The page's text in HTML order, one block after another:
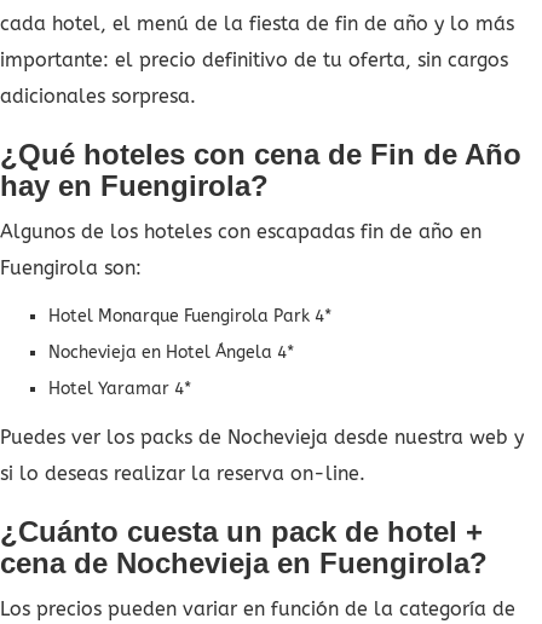
cada hotel, el menú de la fiesta de fin de año y lo más
importante: el precio definitivo de tu oferta, sin cargos
adicionales sorpresa.
¿Qué hoteles con cena de Fin de Año
hay en Fuengirola?
Algunos de los hoteles con escapadas fin de año en
Fuengirola son:
Hotel Monarque Fuengirola Park 4*
Nochevieja en Hotel Ángela 4*
Hotel Yaramar 4*
Puedes ver los packs de Nochevieja desde nuestra web y
si lo deseas realizar la reserva on-line.
¿Cuánto cuesta un pack de hotel +
cena de Nochevieja en Fuengirola?
Los precios pueden variar en función de la categoría de